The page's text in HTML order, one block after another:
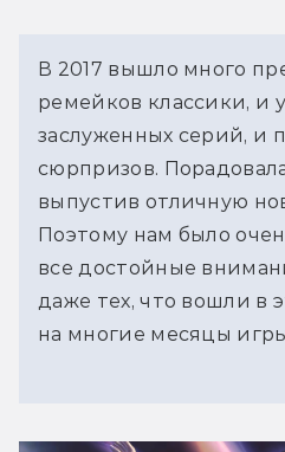
В 2017 вышло много
ремейков классики, и
заслуженных серий, и
сюрпризов.
выпустив отличную
Поэтому нам было
все достойные
даже тех, что вошли в
на многие месяцы